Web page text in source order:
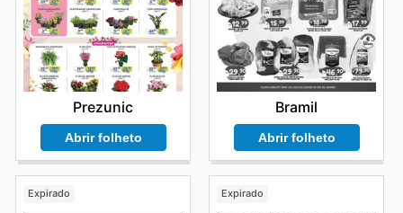
Prezunic
Abrir folheto
Bramil
Abrir folheto
Expirado Expirado